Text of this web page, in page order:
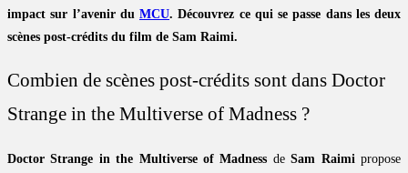
impact sur l’avenir du MCU. Découvrez ce qui se passe dans les deux
scènes post-crédits du film de Sam Raimi.
Combien de scènes post-crédits sont dans Doctor
Strange in the Multiverse of Madness ?
Doctor Strange in the Multiverse of Madness deSam Raimi propose